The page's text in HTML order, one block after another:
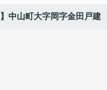
】中山町大字岡字金田戸建